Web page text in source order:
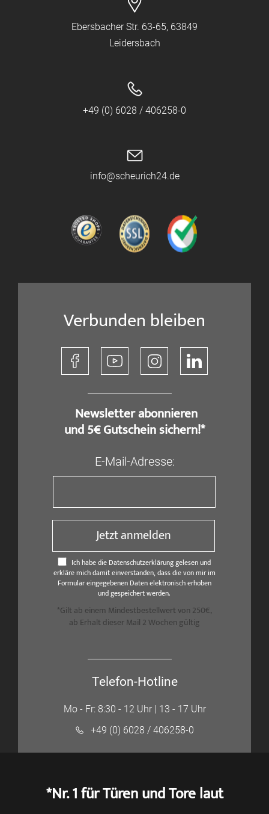
Ebersbacher Str. 63-65, 63849
Leidersbach
+49 (0) 6028 / 406258-0
info@scheurich24.de
Verbunden bleiben
​ Newsletter abonnieren
und 5€ Gutschein sichern!*
E-Mail-Adresse:
Jetzt anmelden
Ich habe die Datenschutzerklärung gelesen und
erkläre mich damit einverstanden, dass die von mir im
Formular eingegebenen Daten elektronisch erhoben
und gespeichert werden.
*Gilt ab einem Mindestbestellwert von 250€,
ab Erhalt dieser Mail 2 Wochen gültig
Telefon-Hotline
Mo - Fr: 8:30 - 12 Uhr | 13 - 17 Uhr
+49 (0) 6028 / 406258-0
*Nr. 1 für Türen und Tore laut